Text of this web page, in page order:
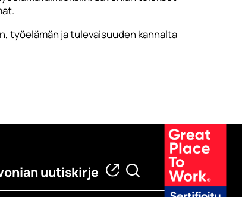
työelämän ja tulevaisuuden kannalta
uutiskirje